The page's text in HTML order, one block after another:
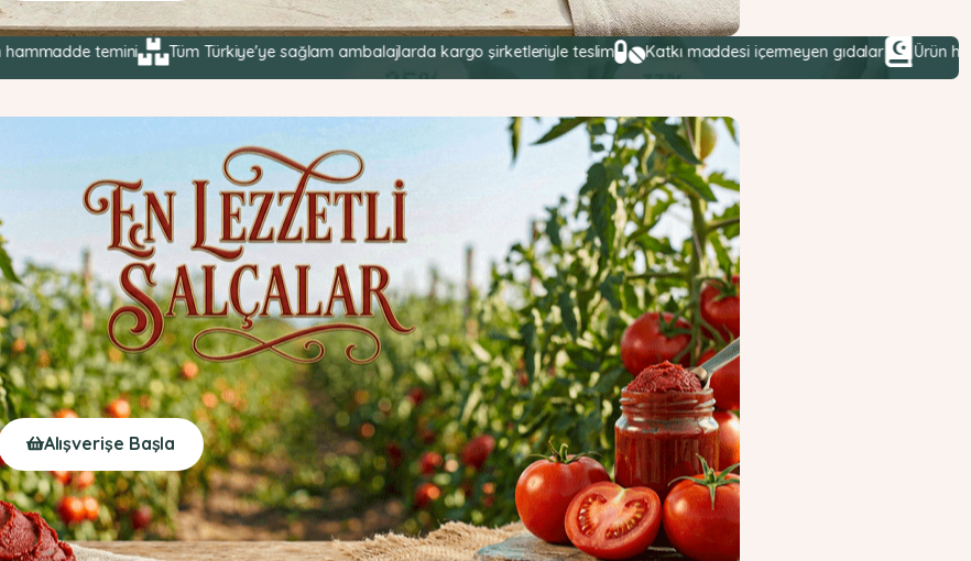
temini Tüm Türkiye'ye sağlam ambalajlarda kargo şirketleriyle teslim Katkı maddesi içermeyen gıdalar Ürün helalliği
Alışverişe Başla